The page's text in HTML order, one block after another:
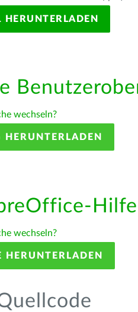
wechseln?
HERUNTERLADEN
wechseln?